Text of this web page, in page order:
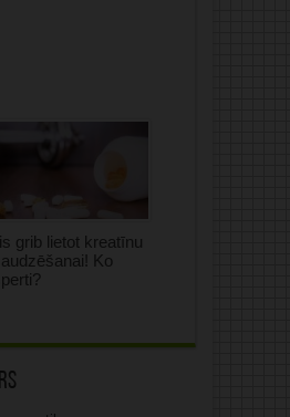
grib lietot kreatīnu
Ko